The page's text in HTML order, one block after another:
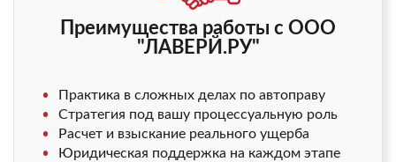
Преимущества работы с ООО
"ЛАВЕРЙ.РУ"
Практика в сложных делах по автоправу
Стратегия под вашу процессуальную роль
Расчет и взыскание реального ущерба
Юридическая поддержка на каждом этапе